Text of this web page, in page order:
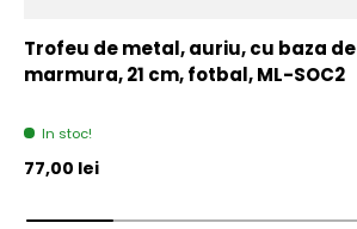
Trofeu de metal, auriu, cu baza de
marmura, 21 cm, fotbal, ML-SOC2
In stoc!
Pret initial
77,00 lei